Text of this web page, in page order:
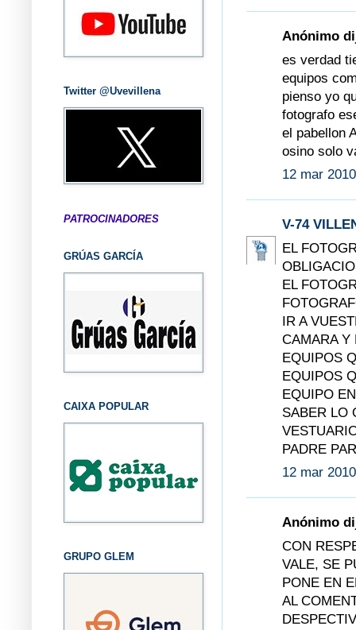
Anónimo
es verdad
equipos
pienso yo
fotografo
el pabellon
osino solo
12 mar
V-74
EL
EL
IR A
CAMARA Y
EQUIPOS
EQUIPOS
EQUIPO
SABER LO
PADRE
12 mar
Anónimo
CON
VALE, SE
PONE EN
AL
Twitter @Uvevillena
PATROCINADORES
GRÚAS GARCÍA
CAIXA POPULAR
GRUPO GLEM